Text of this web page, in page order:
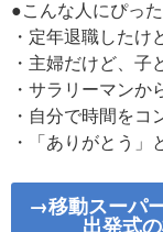
●こんな人にぴっ
・定年退職したけ
・主婦だけど、子
・サラリーマンか
・自分で時間をコ
・「ありがとう」
→移動スーパ
出発式